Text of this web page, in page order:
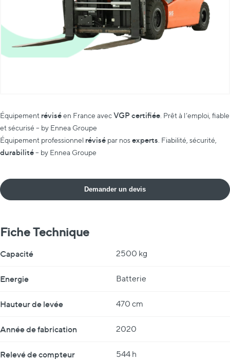
Équipement réviséen France avecVGP certifiée . Prêt à l’emploi, fiable
et sécurisé – by Ennea Groupe
Équipement professionnel révisé par nosexperts . Fiabilité, sécurité,
durabilité– by Ennea Groupe
Demander un devis
Fiche Technique
Capacité 2500 kg
Energie Batterie
Hauteur de levée 470 cm
Année de fabrication 2020
Relevé de compteur 544 h